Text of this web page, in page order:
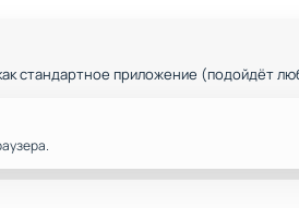
стандартное приложение (подойдёт